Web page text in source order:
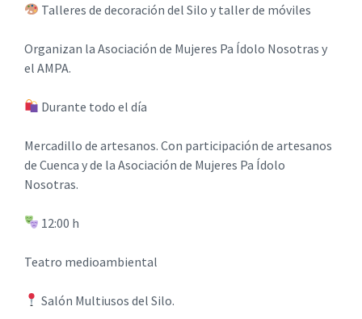
Talleres de decoración del Silo y taller de móviles
Organizan la Asociación de Mujeres Pa Ídolo Nosotras y
el AMPA.
Durante todo el día
Mercadillo de artesanos. Con participación de artesanos
de Cuenca y de la Asociación de Mujeres Pa Ídolo
Nosotras.
12:00 h
Teatro medioambiental
Salón Multiusos del Silo.